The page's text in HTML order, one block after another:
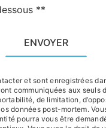
**
ENVOYER
et sont enregistrées
communiquées aux
de limitation,
données post-mortem.
pourra vous être